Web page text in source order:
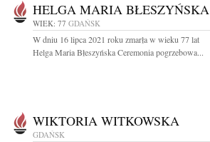
HELGA MARIA BŁESZYŃSKA
WIEK: 77 GDAŃSK
W dniu 16 lipca 2021 roku zmarła w wieku 77 lat
Helga Maria Błeszyńska Ceremonia pogrzebowa...
WIKTORIA WITKOWSKA
GDAŃSK